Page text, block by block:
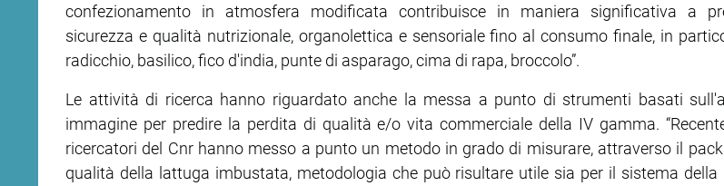
confezionamento in atmosfera modificata contribuisce in maniera significativa a
sicurezza e qualità nutrizionale, organolettica e sensoriale fino al consumo finale, in
radicchio, basilico, fico d'india, punte di asparago, cima di rapa, broccolo”.
Le attività di ricerca hanno riguardato anche la messa a punto di strumenti basati
immagine per predire la perdita di qualità e/o vita commerciale della IV gamma.
ricercatori del Cnr hanno messo a punto un metodo in grado di misurare, attraverso il
qualità della lattuga imbustata, metodologia che può risultare utile sia per il sistema della